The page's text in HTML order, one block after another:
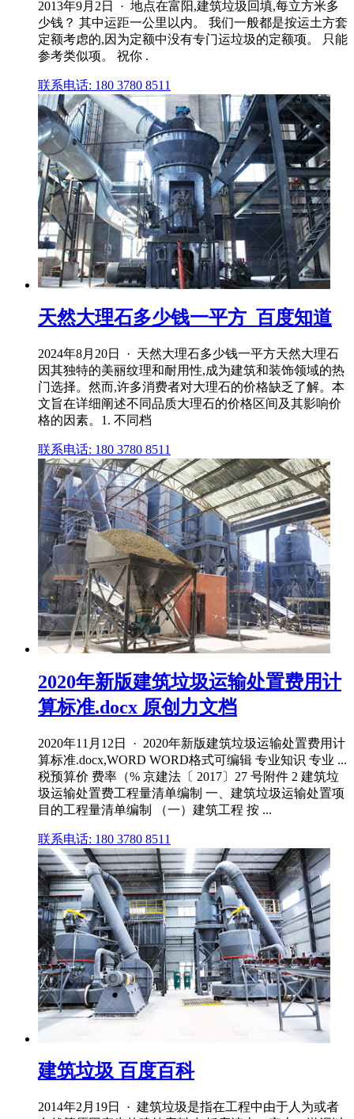
2013年9月2日 · 地点在富阳,建筑垃圾回填,每立方米多
少钱？ 其中运距一公里以内。 我们一般都是按运土方套
定额考虑的,因为定额中没有专门运垃圾的定额项。 只能
参考类似项。 祝你 .
联系电话: 180 3780 8511
天然大理石多少钱一平方_百度知道
2024年8月20日 · 天然大理石多少钱一平方天然大理石
因其独特的美丽纹理和耐用性,成为建筑和装饰领域的热
门选择。然而,许多消费者对大理石的价格缺乏了解。本
文旨在详细阐述不同品质大理石的价格区间及其影响价
格的因素。1. 不同档
联系电话: 180 3780 8511
2020年新版建筑垃圾运输处置费用计
算标准.docx 原创力文档
2020年11月12日 · 2020年新版建筑垃圾运输处置费用计
算标准.docx,WORD WORD格式可编辑 专业知识 专业 ...
税预算价 费率（% 京建法〔 2017〕27 号附件 2 建筑垃
圾运输处置费工程量清单编制 一、建筑垃圾运输处置项
目的工程量清单编制 （一）建筑工程 按 ...
联系电话: 180 3780 8511
建筑垃圾 百度百科
2014年2月19日 · 建筑垃圾是指在工程中由于人为或者